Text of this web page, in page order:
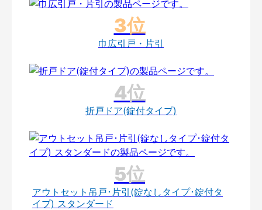
巾広引戸・片引
折戸ドア(錠付タイプ)
アウトセット吊戸･片引(錠なしタイプ･錠付タ
イプ) スタンダード